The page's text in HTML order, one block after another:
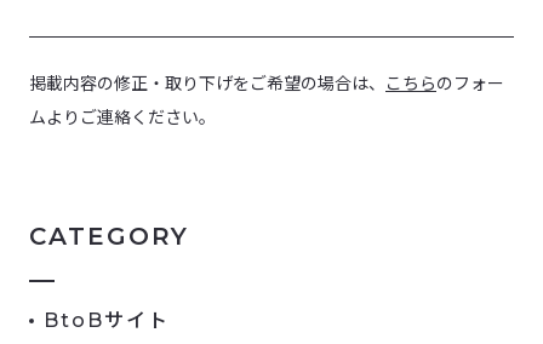
掲載内容の修正・取り下げをご希望の場合は、 こちらのフォー
ムよりご連絡ください。
CATEGORY
BtoBサイト